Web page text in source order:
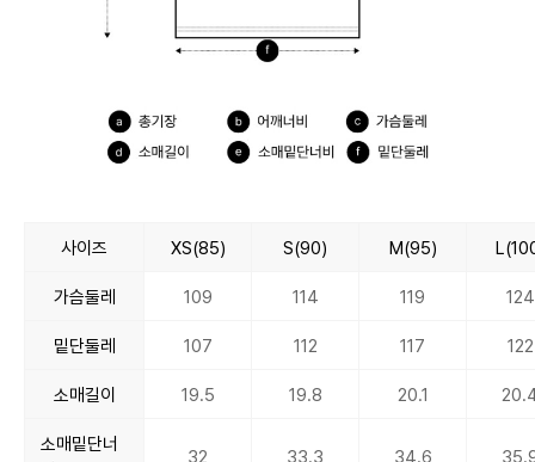
사이즈 XS(85) S(90) M(95)
가슴둘레 109 114 119 124
밑단둘레 107 112 117 122
소매길이 19.5 19.8 20.1
소매밑단너
32 33.3 34.6